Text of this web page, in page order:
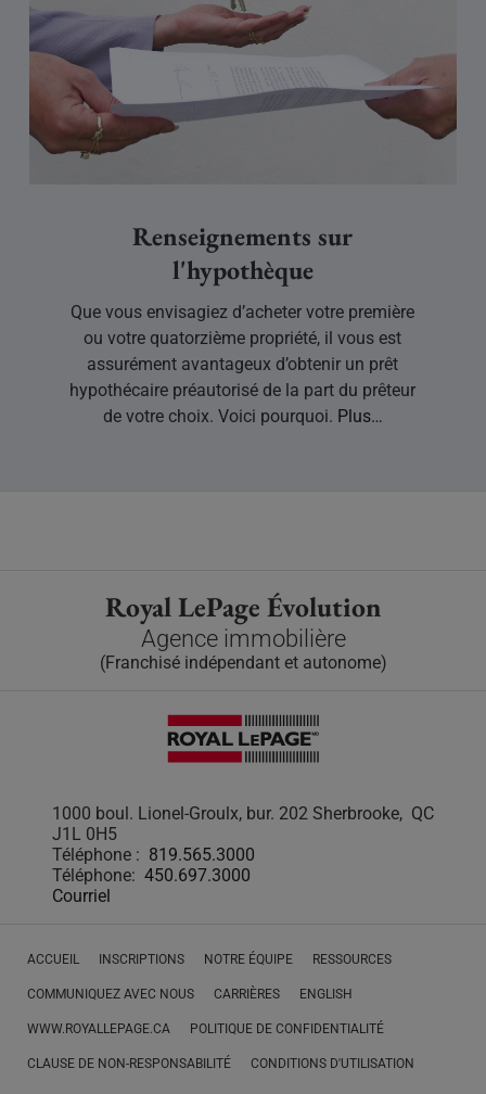
Renseignements sur
l'hypothèque
Que vous envisagiez d’acheter votre première
ou votre quatorzième propriété, il vous est
assurément avantageux d’obtenir un prêt
hypothécaire préautorisé de la part du prêteur
de votre choix. Voici pourquoi. Plus…
Royal LePage Évolution
Agence immobilière
(Franchisé indépendant et autonome)
1000 boul. Lionel-Groulx, bur. 202 Sherbrooke, QC
J1L 0H5
Téléphone : 819.565.3000
Téléphone: 450.697.3000
Courriel
ACCUEIL INSCRIPTIONS NOTRE ÉQUIPE RESSOURCES
COMMUNIQUEZ AVEC NOUS CARRIÈRES ENGLISH
WWW.ROYALLEPAGE.CA POLITIQUE DE CONFIDENTIALITÉ
CLAUSE DE NON-RESPONSABILITÉ CONDITIONS D'UTILISATION